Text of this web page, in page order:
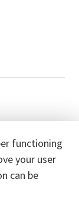
functioning
your user
can be